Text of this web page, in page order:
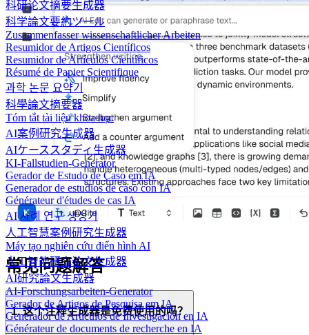
科研论文摘要生成器
科学論文要約ツール
Zusammenfasser wissenschaftlicher Arbeiten
Resumidor de Artigos Científicos
Resumidor de Artículos Científicos
Résumé de Papier Scientifique
과학 논문 요약기
科學論文摘要器
Tóm tắt tài liệu khoa học
AI案例研究生成器
AIケーススタディ生成器
KI-Fallstudien-Generator
Gerador de Estudo de Caso em IA
Generador de estudios de caso con IA
Générateur d'études de cas IA
AI 사례 연구 생성기
人工智慧案例研究生成器
Máy tạo nghiên cứu điển hình AI
人工智能研究论文生成器
AI研究論文生成器
AI-Forschungsarbeiten-Generator
Gerador de Artigos de Pesquisa em IA
Generador de Artículos de Investigación en IA
Générateur de documents de recherche en IA
常见问题解答
1. 这个注释生成器是免费使用的吗？